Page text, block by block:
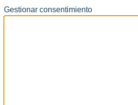
Gestionar consentimiento